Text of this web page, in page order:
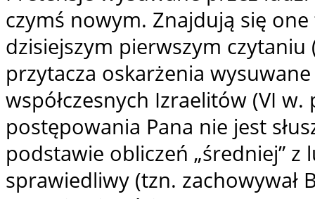
czymś nowym. Znajdują się
dzisiejszym pierwszym czytaniu
przytacza oskarżenia
współczesnych Izraelitów (VI
postępowania Pana nie jest
podstawie obliczeń „średniej” z
sprawiedliwy (tzn. zachowywał